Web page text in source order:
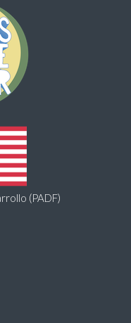
(PADF)